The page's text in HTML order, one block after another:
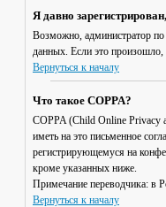
Я давно
Возможно, администратор по
данных. Если это произошло,
Вернуться к началу
Что такое COPPA?
COPPA (Child Online Privacy
иметь на это письменное
регистрирующемуся на
кроме указанных ниже.
Примечание переводчика: в
Вернуться к началу